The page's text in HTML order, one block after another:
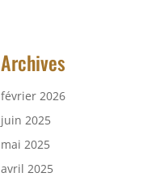
Archives
février 2026
juin 2025
mai 2025
avril 2025